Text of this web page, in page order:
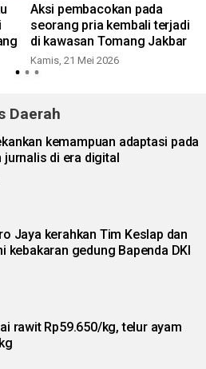
Aksi pembacokan pada
seorang pria kembali terjadi
di kawasan Tomang Jakbar
Kamis, 21 Mei 2026
Daerah
kemampuan adaptasi pada
jurnalis di era digital
Jaya kerahkan Tim Keslap dan
kebakaran gedung Bapenda DKI
rawit Rp59.650/kg, telur ayam